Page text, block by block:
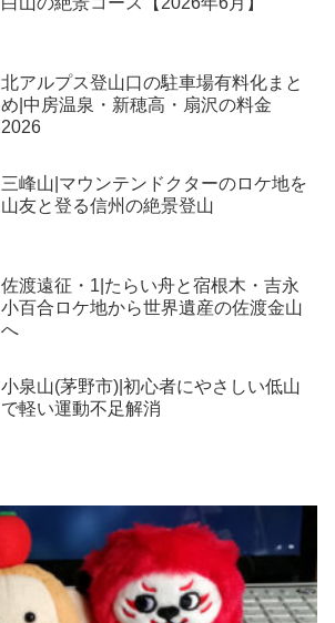
北アルプス登山口の駐車場有料化まと
め|中房温泉・新穂高・扇沢の料金
2026
三峰山|マウンテンドクターのロケ地を
山友と登る信州の絶景登山
佐渡遠征・1|たらい舟と宿根木・吉永
小百合ロケ地から世界遺産の佐渡金山
へ
小泉山(茅野市)|初心者にやさしい低山
で軽い運動不足解消